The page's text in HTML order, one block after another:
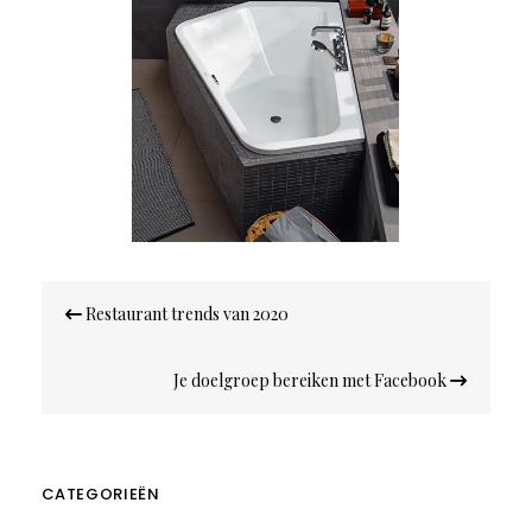
navigatie
Restaurant trends van 2020
Je doelgroep bereiken met Facebook
CATEGORIEËN